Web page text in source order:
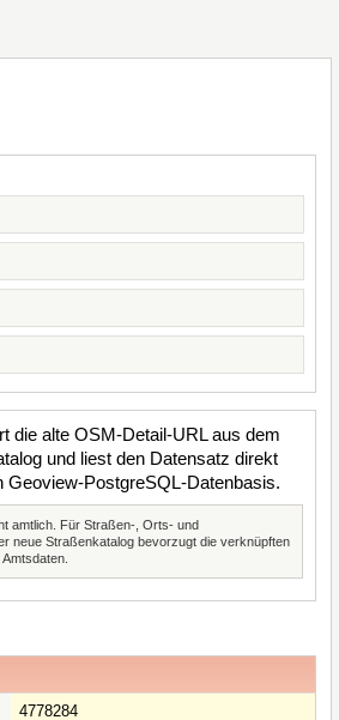
die alte OSM-Detail-URL aus dem
und liest den Datensatz direkt
Geoview-PostgreSQL-Datenbasis.
amtlich. Für Straßen-, Orts- und
neue Straßenkatalog bevorzugt die verknüpften
4778284